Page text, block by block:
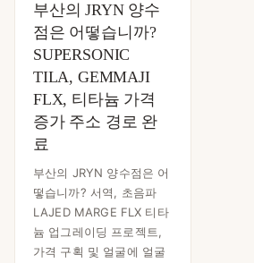
부산의 JRYN 양수
점은 어떻습니까?
SUPERSONIC
TILA, GEMMAJI
FLX, 티타늄 가격
증가 주소 경로 완
료
부산의 JRYN 양수점은 어
떻습니까? 서역, 초음파
LAJED MARGE FLX 티타
늄 업그레이딩 프로젝트,
가격 구획 및 얼굴에 얼굴